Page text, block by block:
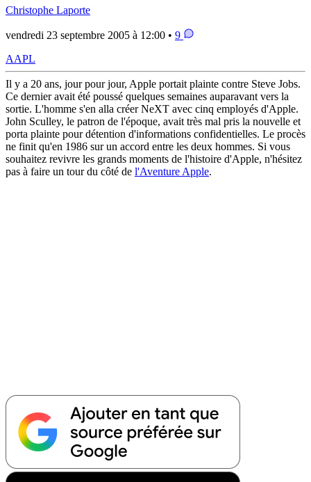
Christophe Laporte
vendredi 23 septembre 2005 à 12:00 • 9
AAPL
Il y a 20 ans, jour pour jour, Apple portait plainte contre Steve Jobs.
Ce dernier avait été poussé quelques semaines auparavant vers la
sortie. L'homme s'en alla créer NeXT avec cinq employés d'Apple.
John Sculley, le patron de l'époque, avait très mal pris la nouvelle et
porta plainte pour détention d'informations confidentielles. Le procès
ne finit qu'en 1986 sur un accord entre les deux hommes. Si vous
souhaitez revivre les grands moments de l'histoire d'Apple, n'hésitez
pas à faire un tour du côté de l'Aventure Apple.